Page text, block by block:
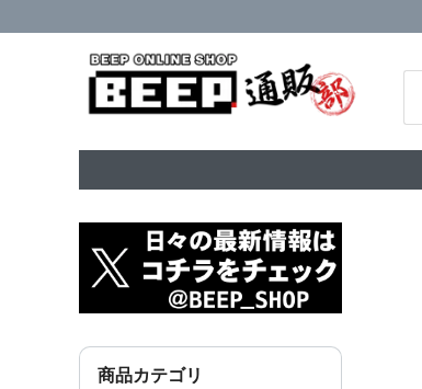
商品カテゴリ